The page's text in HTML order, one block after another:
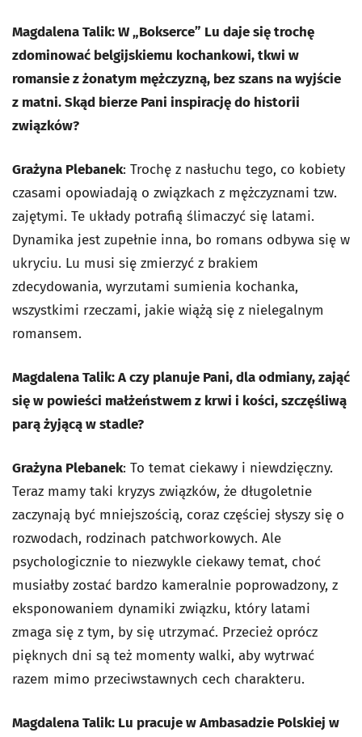
Magdalena Talik: W „Bokserce” Lu daje się trochę
zdominować belgijskiemu kochankowi, tkwi w
romansie z żonatym mężczyzną, bez szans na wyjście
z matni. Skąd bierze Pani inspirację do historii
związków?
Grażyna Plebanek: Trochę z nasłuchu tego, co kobiety
czasami opowiadają o związkach z mężczyznami tzw.
zajętymi. Te układy potrafią ślimaczyć się latami.
Dynamika jest zupełnie inna, bo romans odbywa się w
ukryciu. Lu musi się zmierzyć z brakiem
zdecydowania, wyrzutami sumienia kochanka,
wszystkimi rzeczami, jakie wiążą się z nielegalnym
romansem.
Magdalena Talik: A czy planuje Pani, dla odmiany, zająć
się w powieści małżeństwem z krwi i kości, szczęśliwą
parą żyjącą w stadle?
Grażyna Plebanek: To temat ciekawy i niewdzięczny.
Teraz mamy taki kryzys związków, że długoletnie
zaczynają być mniejszością, coraz częściej słyszy się o
rozwodach, rodzinach patchworkowych. Ale
psychologicznie to niezwykle ciekawy temat, choć
musiałby zostać bardzo kameralnie poprowadzony, z
eksponowaniem dynamiki związku, który latami
zmaga się z tym, by się utrzymać. Przecież oprócz
pięknych dni są też momenty walki, aby wytrwać
razem mimo przeciwstawnych cech charakteru.
Magdalena Talik: Lu pracuje w Ambasadzie Polskiej w